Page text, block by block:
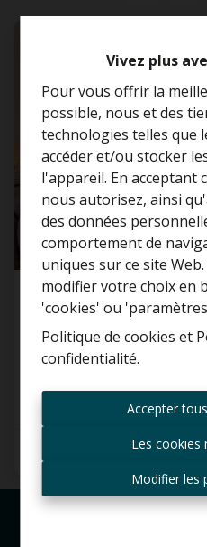
Vivez plus
Pour vous offrir la
possible, nous et des
technologies telles que
accéder et/ou stocker
l'appareil. En acceptant
nous autorisez, ainsi
des données
comportement de
uniques sur ce site
modifier votre choix en
'cookies' ou
Politique de cookies et
confidentialité.
Accepter
Les cookies
Modifier les
Maison neuve
chambres à Baardegem!
9308 Baardegem
134 m²
Curieux de
valeur de
Toujours
informé